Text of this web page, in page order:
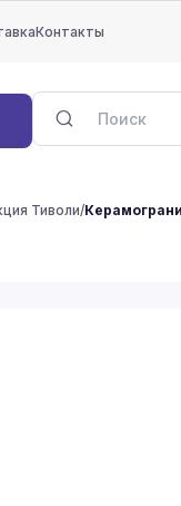
Контакты
Тиволи/